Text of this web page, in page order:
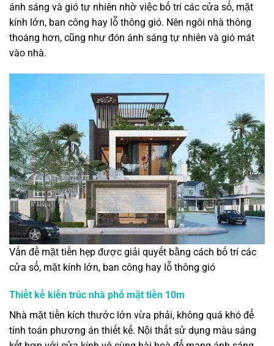
ánh sáng và gió tự nhiên nhờ việc bố trí các cửa sổ, mặt
kính lớn, ban công hay lỗ thông gió. Nên ngôi nhà thông
thoáng hơn, cũng như đón ánh sáng tự nhiên và gió mát
vào nhà.
Vấn đề mặt tiền hẹp được giải quyết bằng cách bố trí các
cửa sổ, mặt kính lớn, ban công hay lỗ thông gió
Thiết kế kiến trúc nhà phố mặt tiền 10m
Nhà mặt tiền kích thước lớn vừa phải, không quá khó để
tính toán phương án thiết kế. Nội thất sử dụng màu sáng